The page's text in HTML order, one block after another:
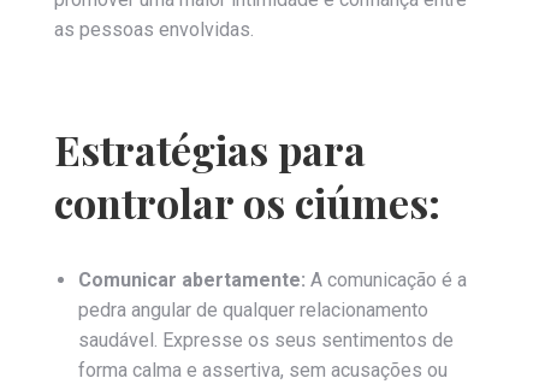
as pessoas envolvidas.
Estratégias para
controlar os ciúmes:
Comunicar abertamente: A comunicação é a
pedra angular de qualquer relacionamento
saudável. Expresse os seus sentimentos de
forma calma e assertiva, sem acusações ou